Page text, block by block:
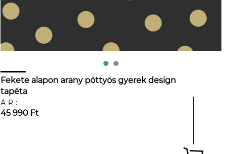
Fekete alapon arany pöttyös gyerek design
tapéta
ÁR:
45 990 Ft